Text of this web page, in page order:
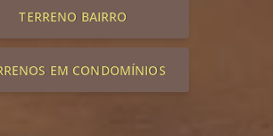
TERRENO BAIRRO
EM CONDOMÍNIOS